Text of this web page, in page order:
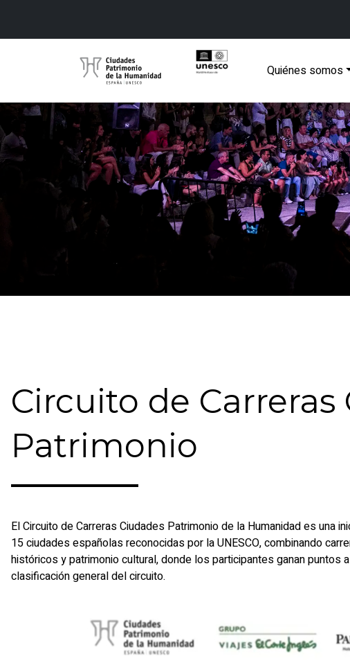
Quiénes somos
Circuito de Carreras
Patrimonio
ElCircuito de Carreras Ciudades Patrimonio de la Humanidades una
15 ciudades españolas reconocidas por la UNESCO, combinando
históricos y patrimonio cultural, donde los participantes ganan puntos
clasificación general del circuito.